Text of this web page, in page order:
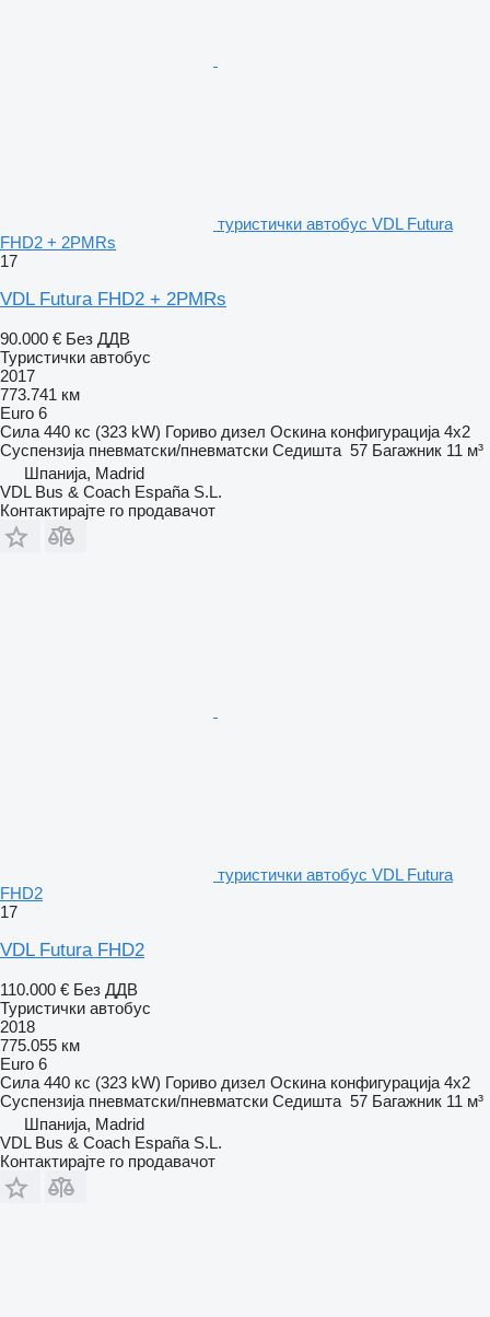
туристички автобус VDL Futura
FHD2 + 2PMRs
17
VDL Futura FHD2 + 2PMRs
90.000 € Без ДДВ
Туристички автобус
2017
773.741 км
Euro 6
Сила 440 кс (323 kW) Гориво дизел Оскина конфигурација 4x2
Суспензија пневматски/пневматски Седишта 57 Багажник 11 м³
Шпанија, Madrid
VDL Bus & Coach España S.L.
Контактирајте го продавачот
туристички автобус VDL Futura
FHD2
17
VDL Futura FHD2
110.000 € Без ДДВ
Туристички автобус
2018
775.055 км
Euro 6
Сила 440 кс (323 kW) Гориво дизел Оскина конфигурација 4x2
Суспензија пневматски/пневматски Седишта 57 Багажник 11 м³
Шпанија, Madrid
VDL Bus & Coach España S.L.
Контактирајте го продавачот